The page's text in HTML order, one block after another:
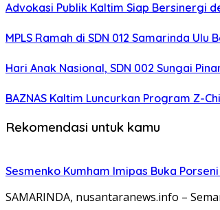
Advokasi Publik Kaltim Siap Bersinergi
MPLS Ramah di SDN 012 Samarinda
Hari Anak Nasional, SDN 002 Sungai
BAZNAS Kaltim Luncurkan Program Z-
Rekomendasi untuk kamu
Sesmenko Kumham Imipas Buka
SAMARINDA, nusantaranews.info –